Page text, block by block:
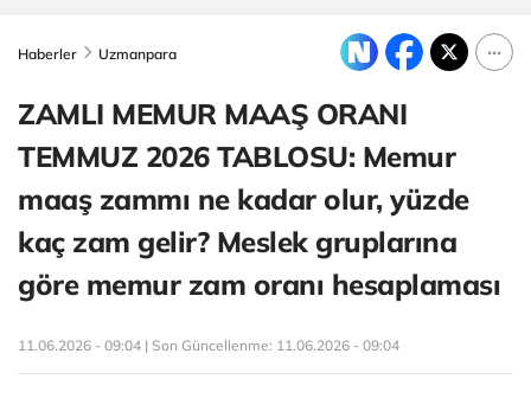
Haberler Uzmanpara
ZAMLI MEMUR MAAŞ ORANI
TEMMUZ 2026 TABLOSU: Memur
maaş zammı ne kadar olur, yüzde
kaç zam gelir? Meslek gruplarına
göre memur zam oranı hesaplaması
11.06.2026 - 09:04 | Son Güncellenme: 11.06.2026 - 09:04